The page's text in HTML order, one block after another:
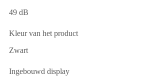
49 dB
Kleur van het product
Zwart
Ingebouwd display